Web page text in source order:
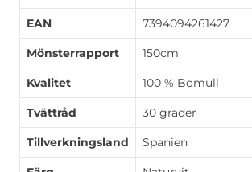
EAN 7394094261427
Mönsterrapport 150cm
Kvalitet 100 % Bomull
Tvättråd 30 grader
Tillverkningsland Spanien